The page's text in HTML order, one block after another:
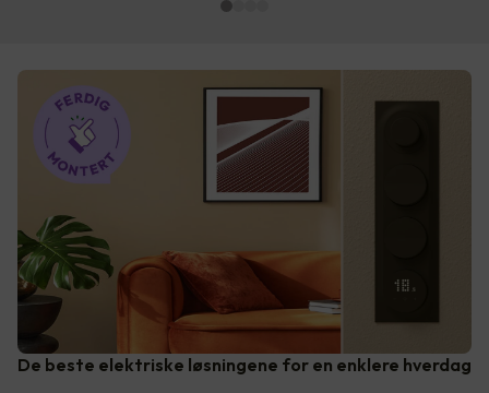
De beste elektriske løsningene for en enklere hverdag